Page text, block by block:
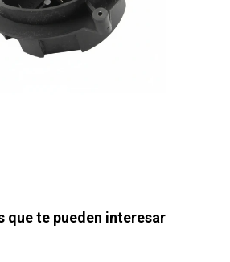
que te pueden interesar